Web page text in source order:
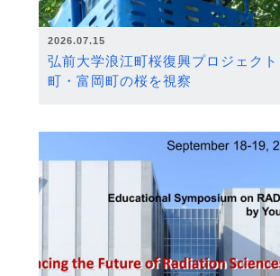
2026.07.15
弘前大学浪江町桜復興プロジェク
町・富岡町の桜を視察